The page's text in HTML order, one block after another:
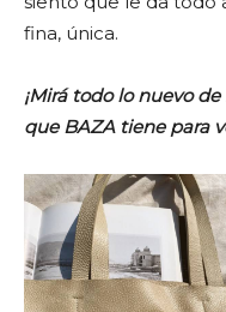
fina, única.
¡Mirá todo lo nuevo
que BAZA tiene para